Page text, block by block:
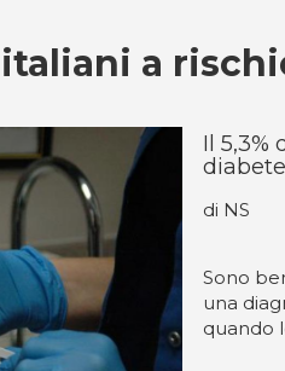
a
Il 5,3%
di NS
Sono
una
quando